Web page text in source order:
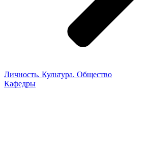
Личность. Культура. Общество
Кафедры